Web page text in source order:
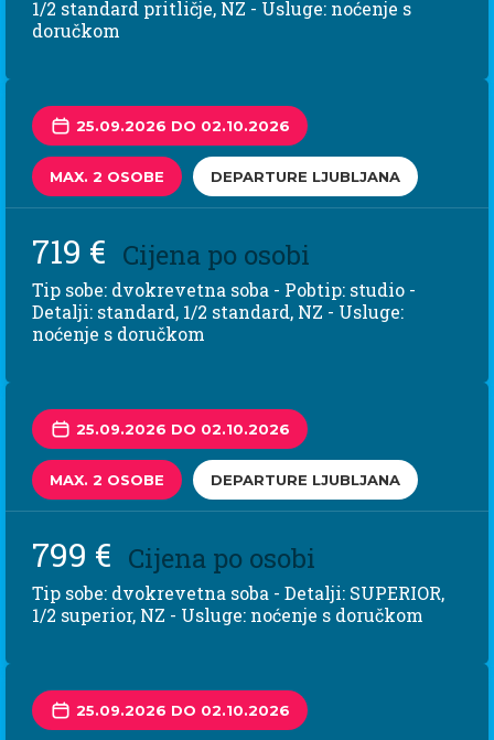
1/2 standard pritličje, NZ - Usluge: noćenje s
doručkom
25.09.2026 DO 02.10.2026
MAX. 2 OSOBE DEPARTURE LJUBLJANA
719 € Cijena po osobi
Tip sobe: dvokrevetna soba - Pobtip: studio -
Detalji: standard, 1/2 standard, NZ - Usluge:
noćenje s doručkom
25.09.2026 DO 02.10.2026
MAX. 2 OSOBE DEPARTURE LJUBLJANA
799 € Cijena po osobi
Tip sobe: dvokrevetna soba - Detalji: SUPERIOR,
1/2 superior, NZ - Usluge: noćenje s doručkom
25.09.2026 DO 02.10.2026